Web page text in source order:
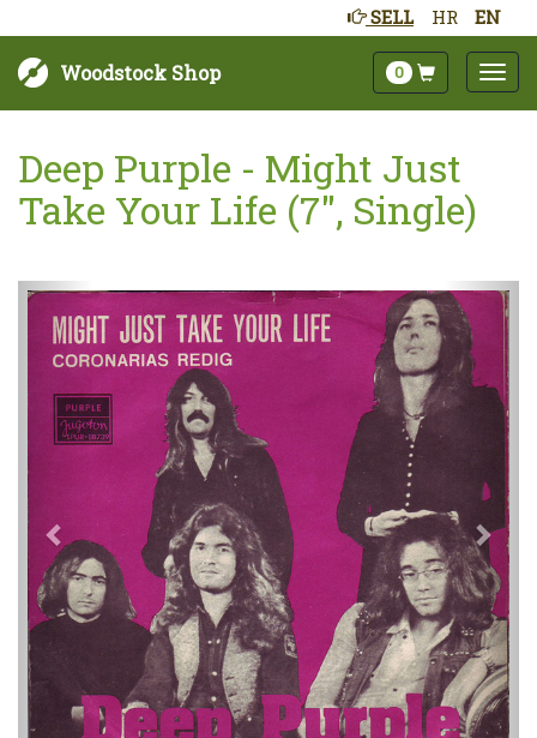
HR EN
SELL
Woodstock Shop 0
Deep Purple - Might Just
Take Your Life (7", Single)
Sljedeće